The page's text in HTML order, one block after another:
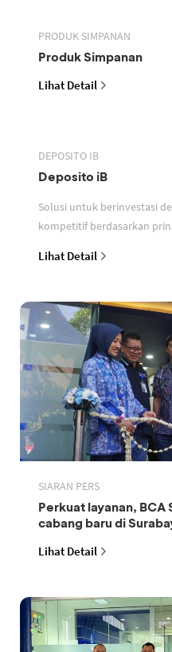
PRODUK SIMPANAN
Produk Simpanan
Lihat Detail
DEPOSITO IB
Deposito iB
Solusi untuk berinvestasi
Lihat Detail
SIARAN PERS
Perkuat layanan, BCA
cabang baru di
Lihat Detail